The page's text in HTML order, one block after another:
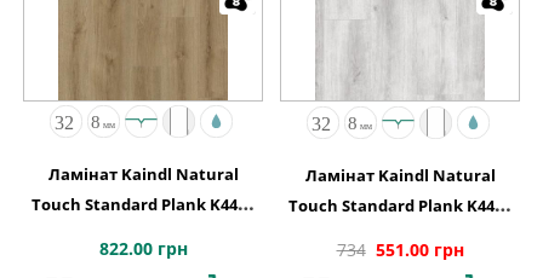
Ламінат Kaindl Natural
Touch Standard Plank K4421
822.00 грн
Ламінат Kaindl Natural
Touch Standard Plank K4422
734 551.00 грн